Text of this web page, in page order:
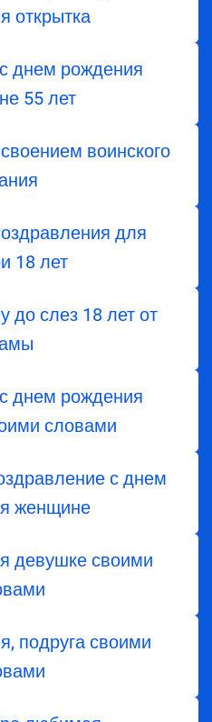
открытка
днем ​​рождения
55 лет
воинского
для
18 лет
до слез 18 лет от
днем рождения
словами
с днем
женщине
девушке своими
подруга своими